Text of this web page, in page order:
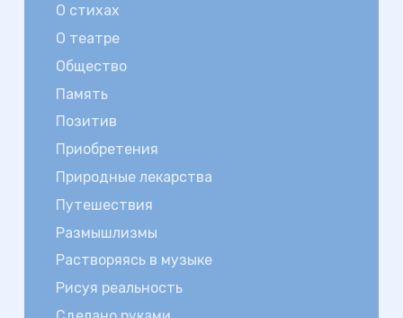
О стихах
О театре
Общество
Память
Позитив
Приобретения
Природные лекарства
Путешествия
Размышлизмы
Растворяясь в музыке
Рисуя реальность